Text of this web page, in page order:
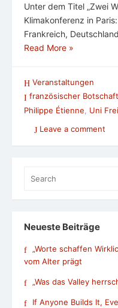
Unter dem Titel „Zwei
Klimakonferenz in
Frankreich,
Read More »
Veranstaltungen
französischer
Philippe Étienne
Uni
Leave a comment
for:
Neueste Beiträge
„Worte schaffen
vom Alter prägt
„Was das Valley
If Anyone Builds It,